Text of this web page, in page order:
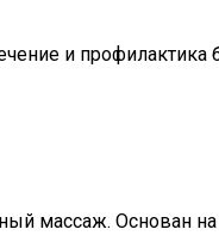
и
массаж. Основан на